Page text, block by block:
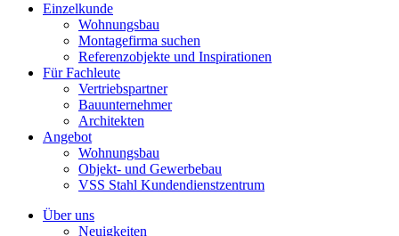
Einzelkunde
Wohnungsbau
Montagefirma suchen
Referenzobjekte und Inspirationen
Für Fachleute
Vertriebspartner
Bauunternehmer
Architekten
Angebot
Wohnungsbau
Objekt- und Gewerbebau
VSS Stahl Kundendienstzentrum
Über uns
Neuigkeiten